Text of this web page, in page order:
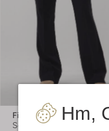
Hm,
Fiveunits
Schlaghose